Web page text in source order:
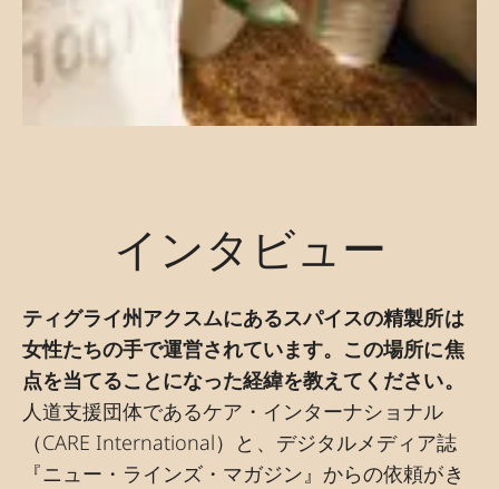
インタビュー
ティグライ州アクスムにあるスパイスの精製所は
女性たちの手で運営されています。この場所に焦
点を当てることになった経緯を教えてください。
人道支援団体であるケア・インターナショナル
（CARE International）と、デジタルメディア誌
『ニュー・ラインズ・マガジン』からの依頼がき